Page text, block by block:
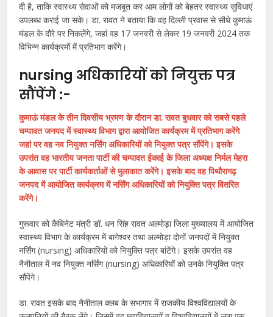
दी है, ताकि स्वास्थ्य सेवाओं को मजबूत कर आम लोगों को बेहतर स्वास्थ्य सुविधाएं
उपलब्ध कराई जा सके। डा. रावत ने बताया कि वह दिल्ली प्रवास से सीधे कुमाऊं
मंडल के दौरे पर निकलेंगे, जहां वह 17 जनवरी से लेकर 19 जनवरी 2024 तक
विभिन्न कार्यक्रमों में प्रतिभाग करेंगे।
nursing अधिकारियों को नियुक्त पत्र
सौंपेंगे :-
कुमाऊं मंडल के तीन दिवसीय भ्रमण के दौरान डा. रावत बुधवार को सबसे पहले
चम्पावत जनपद में स्वास्थ्य विभाग द्वारा आयोजित कार्यक्रम में प्रतिभाग करेंगे
जहां पर वह नव नियुक्त नर्सिंग अधिकारियों को नियुक्त पत्र सौंपेंगे। इसके
उपरांत वह भारतीय जनता पार्टी की चम्पावत ईकाई के जिला अध्यक्ष निर्मल मेहरा
के आवास पर पार्टी कार्यकर्ताओं से मुलाकात करेंगे। इसके बाद वह पिथौरागढ़
जनपद में आयोजित कार्यक्रम में नर्सिंग अधिकारियों को नियुक्ति पत्र वितरित
करेंगे।
गुरूवार को कैबिनेट मंत्री डॉ. धन सिंह रावत अल्मोड़ा जिला मुख्यालय में आयोजित
स्वास्थ्य विभाग के कार्यक्रम में बागेश्वर तथा अल्मोड़ा दोनों जनपदों में नियुक्त
नर्सिंग (nursing) अधिकारियों को नियुक्ति पत्र बांटेंगे। इसके उपरांत वह
नैनीताल में नव नियुक्त नर्सिंग (nursing) अधिकारियों को उनके नियुक्ति पत्र
सौंपेंगे।
डा. रावत इसके बाद नैनीताल क्लब के सभागार में राजकीय विश्वविद्यालयों के